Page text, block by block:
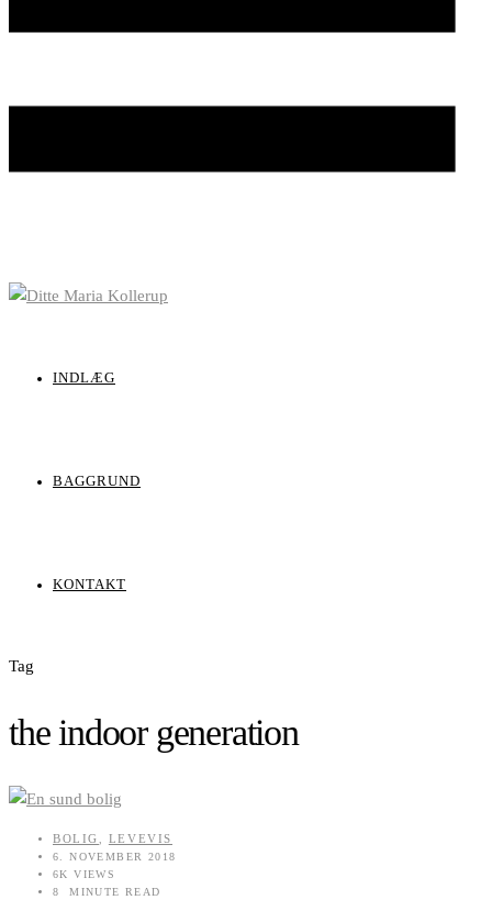
INDLÆG
BAGGRUND
KONTAKT
Tag
the indoor generation
BOLIG, LEVEVIS
6. NOVEMBER 2018
6K VIEWS
8 MINUTE READ